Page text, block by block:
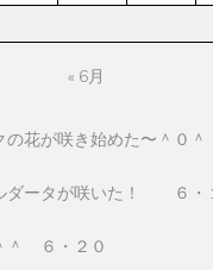
« 6月
の花が咲き始めた〜＾０
ダータが咲いた！ ６・
＾ ６・２０